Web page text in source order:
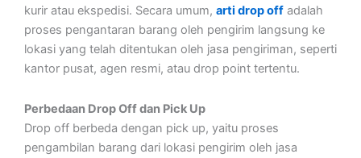
kurir atau ekspedisi. Secara umum, arti drop off adalah
proses pengantaran barang oleh pengirim langsung ke
lokasi yang telah ditentukan oleh jasa pengiriman, seperti
kantor pusat, agen resmi, atau drop point tertentu.
Perbedaan Drop Off dan Pick Up
Drop off berbeda dengan pick up, yaitu proses
pengambilan barang dari lokasi pengirim oleh jasa